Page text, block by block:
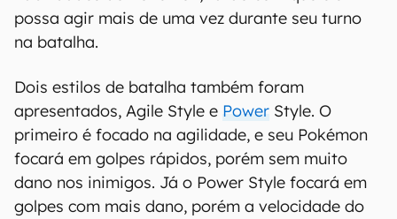
possa agir mais de uma vez durante seu turno
na batalha.
Dois estilos de batalha também foram
apresentados, Agile Style e Power Style. O
primeiro é focado na agilidade, e seu Pokémon
focará em golpes rápidos, porém sem muito
dano nos inimigos. Já o Power Style focará em
golpes com mais dano, porém a velocidade do